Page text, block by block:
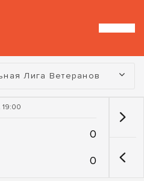
Лига Ветеранов
19:00
0
0